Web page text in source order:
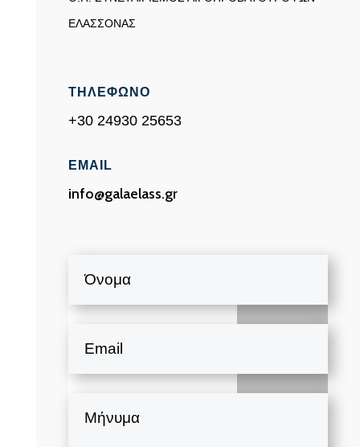
ΕΛΑΣΣΟΝΑΣ
ΤΗΛΕΦΩΝΟ
+30 24930 25653
EMAIL
info@galaelass.gr